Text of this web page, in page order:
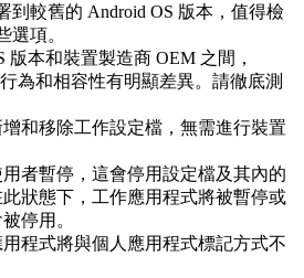
到較舊的 Android OS 版本，值得檢
選項。
版本和裝置製造商 OEM 之間，
行為和相容性有明顯差異。請徹底測
和移除工作設定檔，無需進行裝置
者暫停，這會停用設定檔及其內的
狀態下，工作應用程式將被暫停或
停用。
程式將與個人應用程式標記方式不